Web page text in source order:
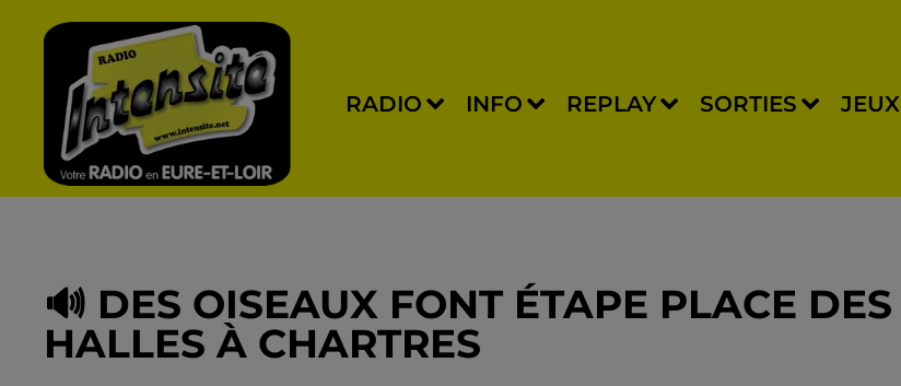
RADIO INFO REPLAY SORTIES JEUX
🔊 DES OISEAUX FONT ÉTAPE PLACE DES
HALLES À CHARTRES